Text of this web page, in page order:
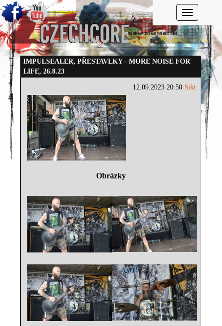
Toggle
IMPULSEALER, PŘESTAVLKY - MORE NOISE FOR
LIFE, 26.8.23
12.09.2023 20:50 Siki
Obrázky